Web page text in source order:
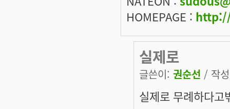
HOMEPAGE :
실제로
글쓴이: 권순선 / 작
실제로 무례하다고